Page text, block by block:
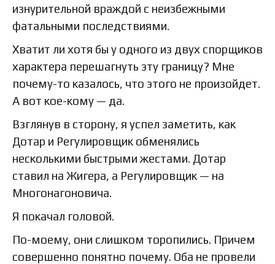
изнурительной враждой с неизбежными
фатальными последствиями.
Хватит ли хотя бы у одного из двух спорщиков
характера перешагнуть эту границу? Мне
почему-то казалось, что этого не произойдет.
А вот кое-кому — да.
Взглянув в сторону, я успел заметить, как
Дотар и Регулировщик обменялись
несколькими быстрыми жестами. Дотар
ставил на Жигера, а Регулировщик — на
Многонагоновича.
Я покачал головой.
По-моему, они слишком торопились. Причем
совершенно понятно почему. Оба не провели